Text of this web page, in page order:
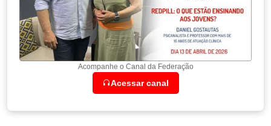
Acompanhe o Canal da Federação
Acessar canal